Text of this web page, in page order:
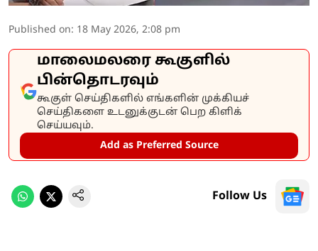
Published on: 18 May 2026, 2:08 pm
மாலைமலரை கூகுளில்
பின்தொடரவும்
கூகுள் செய்திகளில் எங்களின் முக்கியச்
செய்திகளை உடனுக்குடன் பெற கிளிக்
செய்யவும்.
Add as Preferred Source
Follow Us